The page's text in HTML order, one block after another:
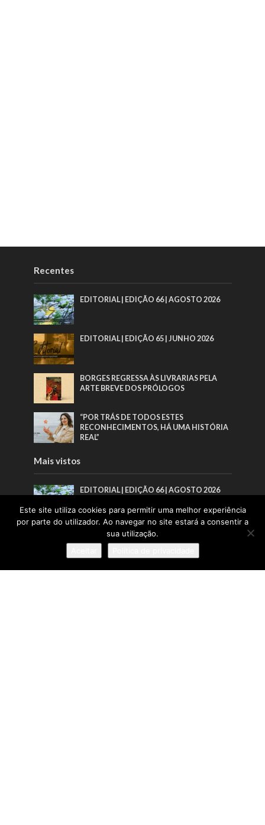
Recentes
EDITORIAL | EDIÇÃO 66 | AGOSTO 2026
EDITORIAL | EDIÇÃO 65 | JUNHO 2026
BORGES REGRESSA ÀS LIVRARIAS PELA
ARTE BREVE DOS PRÓLOGOS
“POR TRÁS DE TODOS ESTES
RECONHECIMENTOS, HÁ UMA HISTÓRIA
REAL”
Mais vistos
EDITORIAL | EDIÇÃO 66 | AGOSTO 2026
EDITORIAL | EDIÇÃO 65 | JUNHO 2026
BORGES REGRESSA ÀS LIVRARIAS PELA
Este site utiliza cookies para permitir uma melhor experiência
por parte do utilizador. Ao navegar no site estará a consentir a
sua utilização.